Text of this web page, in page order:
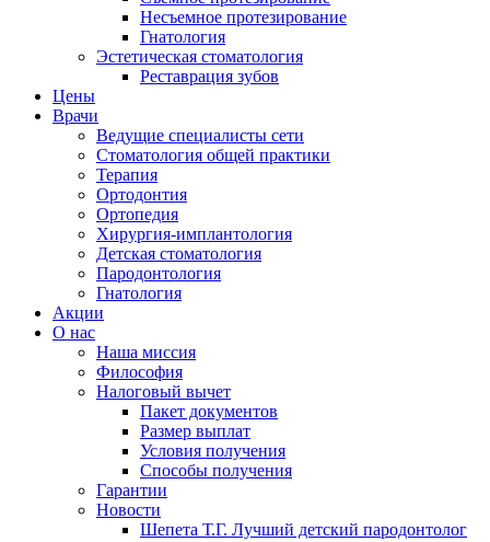
Несъемное протезирование
Гнатология
Эстетическая стоматология
Реставрация зубов
Цены
Врачи
Ведущие специалисты сети
Стоматология общей практики
Терапия
Ортодонтия
Ортопедия
Хирургия-имплантология
Детская стоматология
Пародонтология
Гнатология
Акции
О нас
Наша миссия
Философия
Налоговый вычет
Пакет документов
Размер выплат
Условия получения
Способы получения
Гарантии
Новости
Шепета Т.Г. Лучший детский пародонтолог